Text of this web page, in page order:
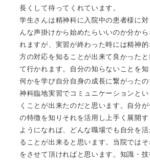
長くして待ってくれています。
学生さんは精神科に入院中の患者様に
んな声掛けから始めたらいいのか分か
れますが、実習が終わった時には精神
方の対応を知ることが出来て良かった
て行かれます。自分の知らないことを
何かを学び自分自身の成長に繋がった
神科臨地実習でコミュニケーションと
くことが出来たのだと思います。自分
の特徴を知りそれを活用し上手く展開
ようになれば、どんな職場でも自分を
ることが出来ると思います。当院では
をさせて頂ければと思います。知識・